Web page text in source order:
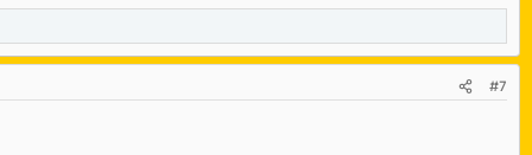
#7